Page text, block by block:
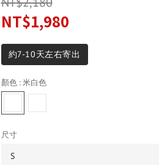
NT$1,980
約7-10天左右寄出
顏色 : 米白色
尺寸